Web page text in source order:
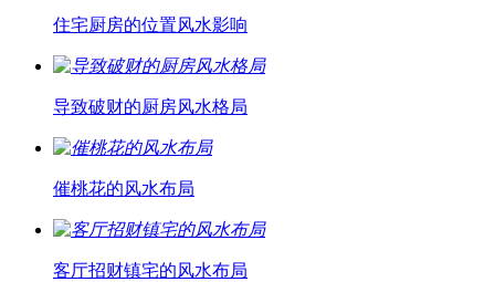
住宅厨房的位置风水影响
导致破财的厨房风水格局
催桃花的风水布局
客厅招财镇宅的风水布局